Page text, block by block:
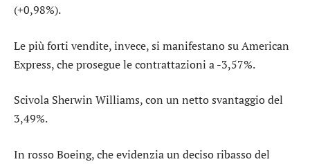
(+0,98%).
Le più forti vendite, invece, si manifestano suAmerican
Express, che prosegue le contrattazioni a -3,57%.
Scivola Sherwin Williams, con un netto svantaggio del
3,49%.
In rossoBoeing, che evidenzia un deciso ribasso del